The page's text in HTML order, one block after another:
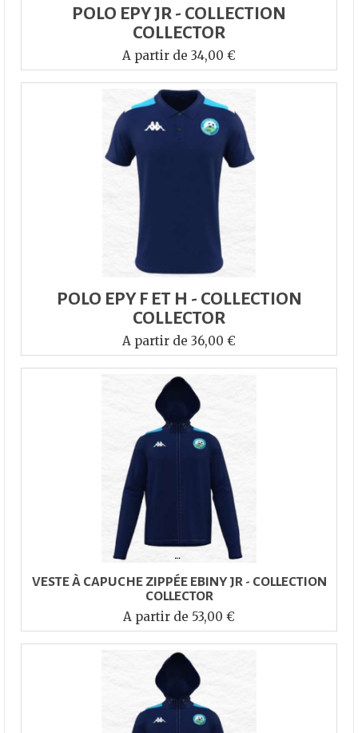
POLO EPY JR - COLLECTION
COLLECTOR
A partir de 34,00 €
POLO EPY F ET H - COLLECTION
COLLECTOR
A partir de 36,00 €
VESTE À CAPUCHE ZIPPÉE EBINY JR - COLLECTION
COLLECTOR
A partir de 53,00 €